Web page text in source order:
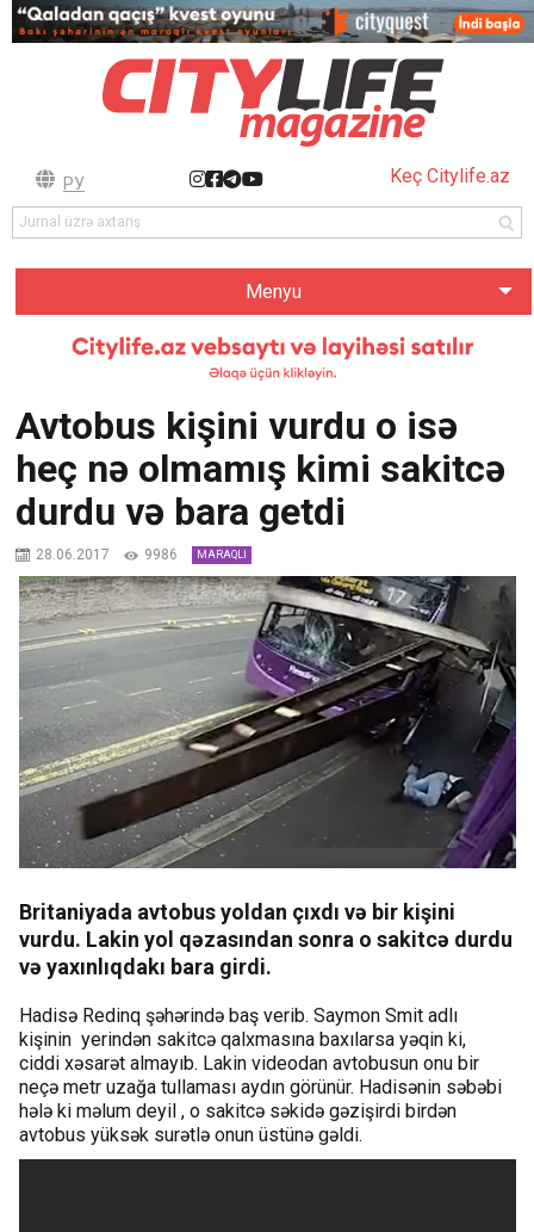
РУ Keç Citylife.az
Menyu
Avtobus kişini vurdu o isə
heç nə olmamış kimi sakitcə
durdu və bara getdi
28.06.2017 9986 MARAQLI
Britaniyada avtobus yoldan çıxdı və bir kişini
vurdu. Lakin yol qəzasından sonra o sakitcə durdu
və yaxınlıqdakı bara girdi.
Hadisə Redinq şəhərində baş verib. Saymon Smit adlı
kişinin yerindən sakitcə qalxmasına baxılarsa yəqin ki,
ciddi xəsarət almayıb. Lakin videodan avtobusun onu bir
neçə metr uzağa tullaması aydın görünür. Hadisənin səbəbi
hələ ki məlum deyil , o sakitcə səkidə gəzişirdi birdən
avtobus yüksək surətlə onun üstünə gəldi.